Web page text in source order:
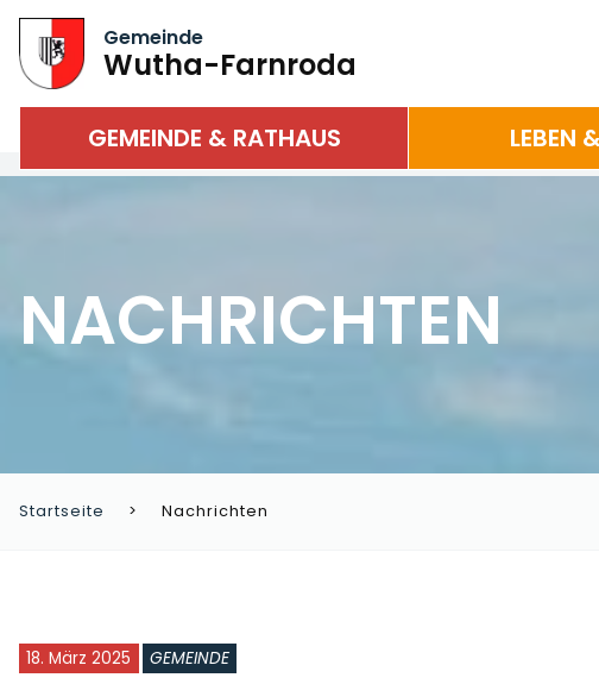
Gemeinde
Wutha-Farnroda
GEMEINDE & RATHAUS LEBEN
NACHRICHTEN
Startseite Nachrichten
18. März 2025 GEMEINDE